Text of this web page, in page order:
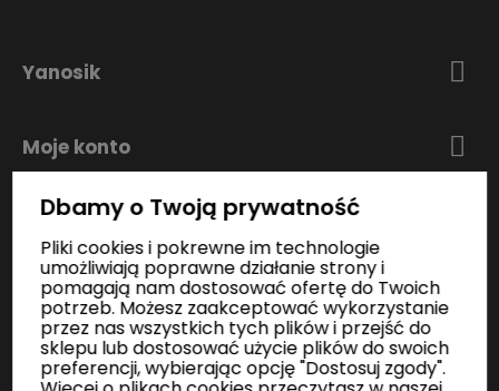
Yanosik
Moje konto
Zakupy
Informacje
Kontakt
Dbamy o Twoją prywatność
Pliki cookies i pokrewne im technologie
umożliwiają poprawne działanie strony i
pomagają nam dostosować ofertę do Twoich
potrzeb. Możesz zaakceptować wykorzystanie
przez nas wszystkich tych plików i przejść do
sklepu lub dostosować użycie plików do swoich
preferencji, wybierając opcję "Dostosuj zgody".